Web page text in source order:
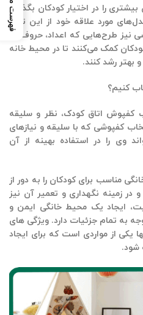
را در اختیار کودکان بگذارند
مورد علاقه خود از این تنوع
نیز طرح‌هایی که اعداد، حروف، یا
کمک می‌کنند تا در محیط خانه
بهتر رشد کنند.
کنیم؟
کفپوش اتاق کودک، نظر و سلیقه
کفپوشی که با سلیقه و نیازهای
وی را در استفاده بهینه از آن
مناسب برای کودکان را به دور از
زمینه نگهداری و تعمیر آن نیز
ایجاد یک محیط خانگی ایمن و
به تمام جزئیات دارد. ویژگی های
یکی از مواردی است که برای ایجاد
شود.